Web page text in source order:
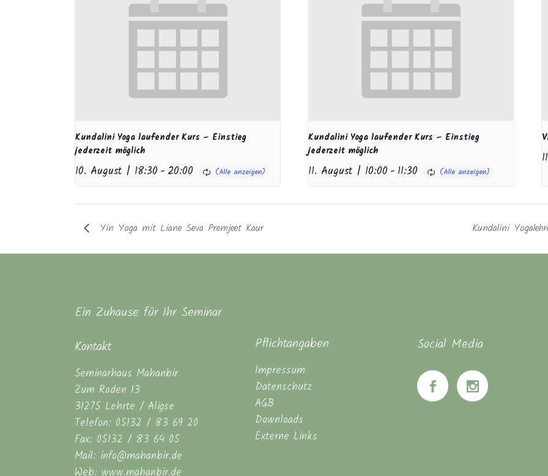
Kundalini Yoga laufender Kurs – Einstieg
jederzeit möglich
10. August | 18:30 -20:00
Kundalini Yoga laufender Kurs – Einstieg
jederzeit möglich
11. August | 10:00 -11:30
Yin Yoga mit Liane Seva Premjeet Kaur Kundalini
Ein Zuhause für Ihr Seminar
Kontakt
Seminarhaus Mahanbir
Zum Roden 13
31275 Lehrte / Aligse
Telefon: 05132 / 83 69 20
Fax: 05132 / 83 64 05
Mail: info@mahanbir.de
Web: www.mahanbir.de
Pflichtangaben
Impressum
Datenschutz
AGB
Downloads
Externe Links
Social Media